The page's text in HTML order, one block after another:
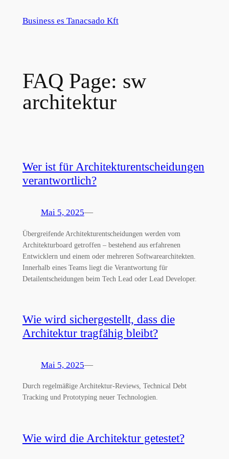
InhaltBusiness es Tanacsado Kft
FAQ Page: sw
architektur
Wer ist für Architekturentscheidungen
verantwortlich?
Mai 5, 2025—
Übergreifende Architekturentscheidungen werden vom
Architekturboard getroffen – bestehend aus erfahrenen
Entwicklern und einem oder mehreren Softwarearchitekten.
Innerhalb eines Teams liegt die Verantwortung für
Detailentscheidungen beim Tech Lead oder Lead Developer.
Wie wird sichergestellt, dass die
Architektur tragfähig bleibt?
Mai 5, 2025—
Durch regelmäßige Architektur-Reviews, Technical Debt
Tracking und Prototyping neuer Technologien.
Wie wird die Architektur getestet?